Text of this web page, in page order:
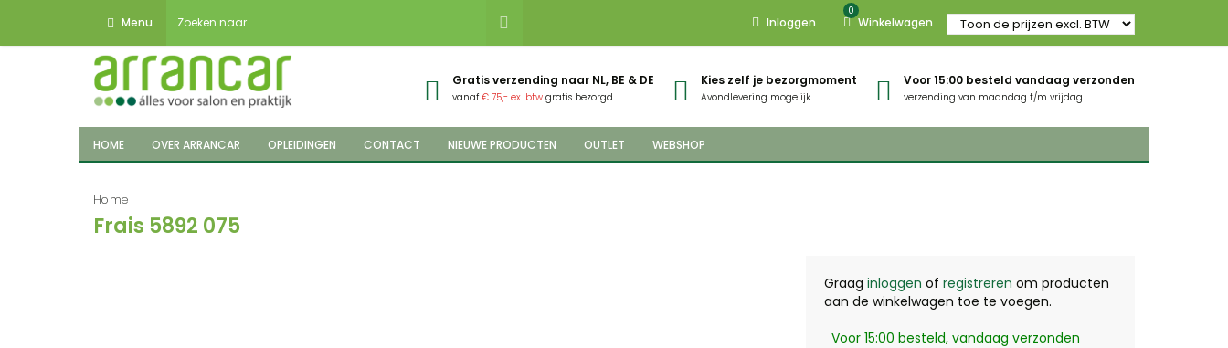
Menu Inloggen
0
Winkelwagen
Gratis verzending naar NL, BE & DE
vanaf€ 75,- ex. btw gratis bezorgd
Kies zelf je bezorgmoment
Avondlevering mogelijk
Voor 15:00 besteld vandaag verzonden
verzending van maandag t/m vrijdag
HOME OVER ARRANCAR OPLEIDINGEN CONTACT NIEUWE PRODUCTEN OUTLET WEBSHOP
Home
Frais 5892 075
Graag inloggen of registreren om producten
aan de winkelwagen toe te voegen.
Voor 15:00 besteld, vandaag verzonden